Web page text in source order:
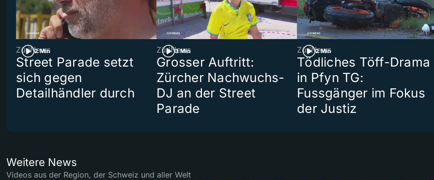
2 Min
ZüriNews
Street Parade setzt
sich gegen
Detailhändler durch
3 Min
ZüriNews
Grosser Auftritt:
Zürcher Nachwuchs-
DJ an der Street
Parade
2 Min
ZüriNews
Tödliches Töff-Drama
in Pfyn TG:
Fussgänger im Fokus
der Justiz
Weitere News
Videos aus der Region, der Schweiz und aller Welt